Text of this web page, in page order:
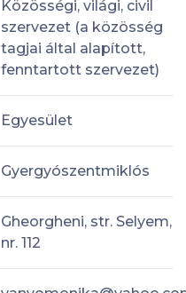
Közösségi, világi, civil
szervezet (a közösség
tagjai által alapított,
fenntartott szervezet)
Egyesület
Gyergyószentmiklós
Gheorgheni, str. Selyem,
nr. 112